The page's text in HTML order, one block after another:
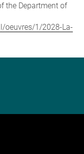
the Department of
oeuvres/1/2028-La-